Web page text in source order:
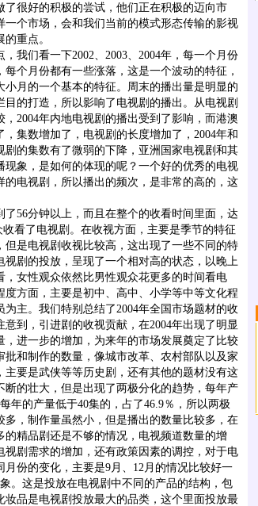
很好的积极的尝试，他们正在积极的迈向市
个市场，会和我们当前的模式形态传输的影视
重点。
们看一下2002、2003、2004年，每一个月份
个月份都有一些涨落，这是一个波动的特征，
月的一个基本的特征。周末的播出量是明显的
的打造，所以影响了电视剧的播出。从电视剧
2004年内地电视剧的播出受到了影响，而港澳
集数增加了，电视剧的长度增加了，2004年和
的集数有了微弱的下降，亚洲国家电视剧和其
象，是如何的体现的呢？一个好的优秀的电视
电视剧，所以播出的频次，是非常的高的，这
56分钟以上，而且在整个的收看时间里面，达
看了电视剧。在收视方面，主要是季节的特征
是电视剧收视比较高，这出现了一些不同的特
剧的投放，呈现了一个相对高的状态，以晚上
女性观众依然比男性观众花更多的时间看电
方面，主要是初中、高中、小学等中等文化程
主。我们特别总结了2004年全国市场题材的收
到，引进剧的收视贡献，在2004年出现了明显
进一步的增加，为来年的市场发展奠定了比较
和制作的数量，像城市改革、农村部队以及家
要是武侠等等历史剧，还有其他的题材没有这
的壮大，但是出现了两极分化的趋势，每年产
年的产量低于40集的，占了46.9％，所以两极
，制作量虽然小，但是播出的数量比较多，在
精品剧还是不够的情况，电视频道数量的增
剧需求的增加，还有政策因素的调控，对于电
份的变化，主要是9月、12月的情况比较好一
。这是投放在电视剧中不同的产品的结构，包
品是电视剧投放最大的品类，这个里面投放最